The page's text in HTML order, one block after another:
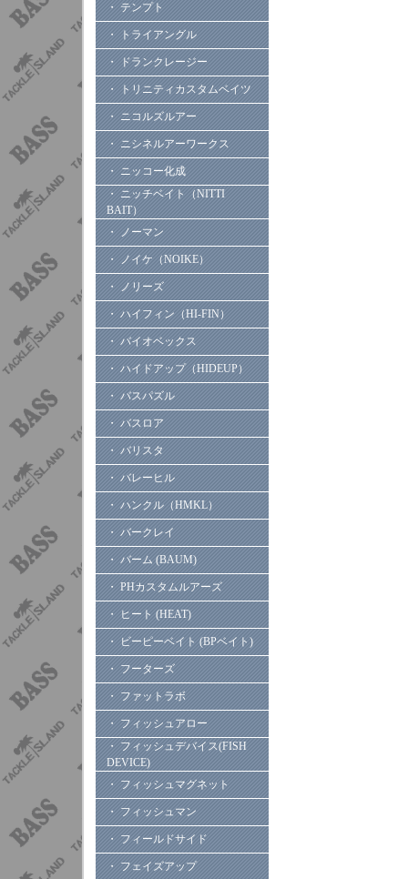
・ テンプト
・ トライアングル
・ ドランクレージー
・ トリニティカスタムベイツ
・ ニコルズルアー
・ ニシネルアーワークス
・ ニッコー化成
・ ニッチベイト（NITTI
BAIT）
・ ノーマン
・ ノイケ（NOIKE）
・ ノリーズ
・ ハイフィン（HI-FIN）
・ バイオベックス
・ ハイドアップ（HIDEUP）
・ バスパズル
・ バスロア
・ バリスタ
・ バレーヒル
・ ハンクル（HMKL）
・ バークレイ
・ バーム (BAUM)
・ PHカスタムルアーズ
・ ヒート (HEAT)
・ ビーピーベイト (BPベイト)
・ フーターズ
・ ファットラボ
・ フィッシュアロー
・ フィッシュデバイス(FISH
DEVICE)
・ フィッシュマグネット
・ フィッシュマン
・ フィールドサイド
・ フェイズアップ